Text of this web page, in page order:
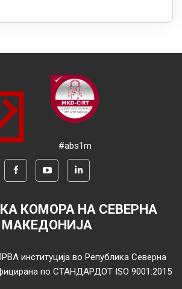
#abs1m
КОМОРА НА СЕВЕРНА
МАКЕДОНИЈА
институција во Република Северна
по СТАНДАРДОТ ISO 9001:2015